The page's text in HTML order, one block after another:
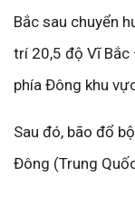
Bắc sau chuyển
trí 20,5 độ Vĩ Bắc
phía Đông khu
Sau đó, bão đổ
Đông (Trung